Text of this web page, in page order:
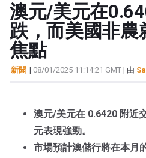
澳元/美元在
跌，而美國非農
焦點
新聞 | 08/01/2025 11:14:21 GMT | 由
澳元/美元在 0.6420 附近
元表現強勁。
市場預計澳儲行將在本月